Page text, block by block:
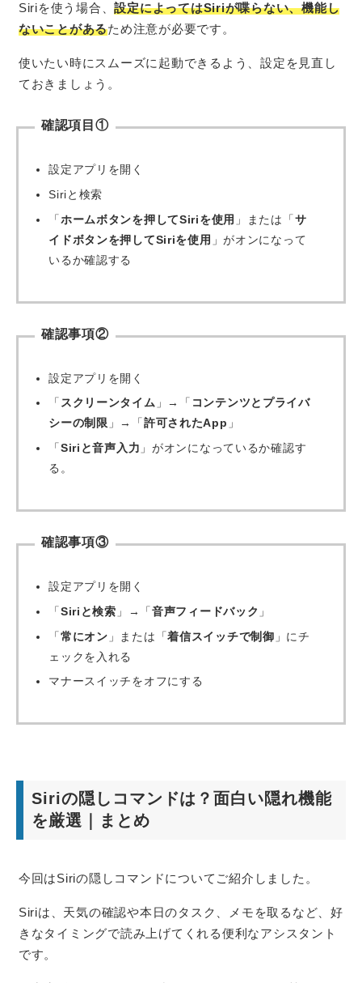
Siriを使う場合、設定によってはSiriが喋らない、機能し
ないことがあるため注意が必要です。
使いたい時にスムーズに起動できるよう、設定を見直し
ておきましょう。
確認項目①
設定アプリを開く
Siriと検索
「ホームボタンを押してSiriを使用 」または「サ
イドボタンを押してSiriを使用 」がオンになって
いるか確認する
確認事項②
設定アプリを開く
「 スクリーンタイム 」→「 コンテンツとプライバ
シーの制限 」→「許可されたApp 」
「Siriと音声入力 」がオンになっているか確認す
る。
確認事項③
設定アプリを開く
「Siriと検索 」→「音声フィードバック 」
「常にオン 」または「着信スイッチで制御 」にチ
ェックを入れる
マナースイッチをオフにする
Siriの隠しコマンドは？面白い隠れ機能
を厳選｜まとめ
今回はSiriの隠しコマンドについてご紹介しました。
Siriは、天気の確認や本日のタスク、メモを取るなど、好
きなタイミングで読み上げてくれる便利なアシスタント
です。